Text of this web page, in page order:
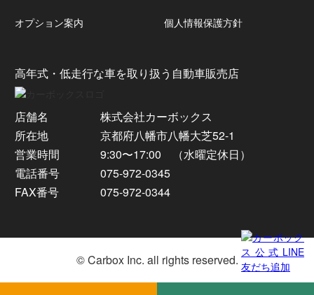
高年式・低走行な車を取り扱う自動車販売店
店舗名
株式会社カーボックス
所在地
京都府八幡市八幡大芝52-1
営業時間
9:30〜17:00 （水曜定休日）
電話番号
075-972-0345
FAX番号
075-972-0344
オプション案内 個人情報保護方針
© Carbox Inc. all rights reserved.